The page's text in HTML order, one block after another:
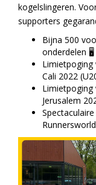
kogelslingeren.
supporters
Bijna 500
onderdelen 🖥️
Limietpoging
Cali 2022
Jerusalem